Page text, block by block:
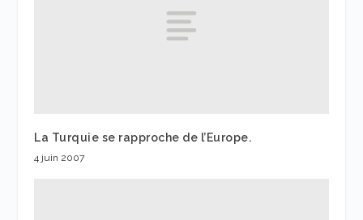
La Turquie se rapproche de l’Europe.
4 juin 2007